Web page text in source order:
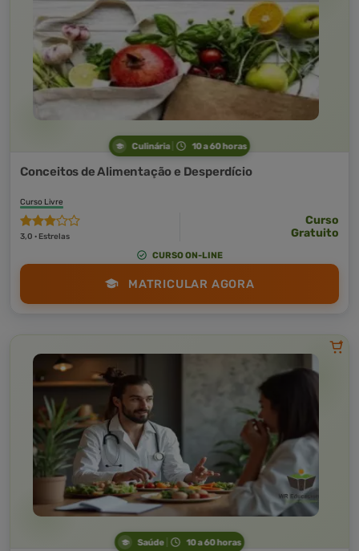
Culinária 10 a 60 horas
Conceitos de Alimentação e Desperdício
Curso Livre
3,0 · Estrelas
Curso
Gratuito
CURSO ON-LINE
MATRICULAR AGORA
Saúde 10 a 60 horas